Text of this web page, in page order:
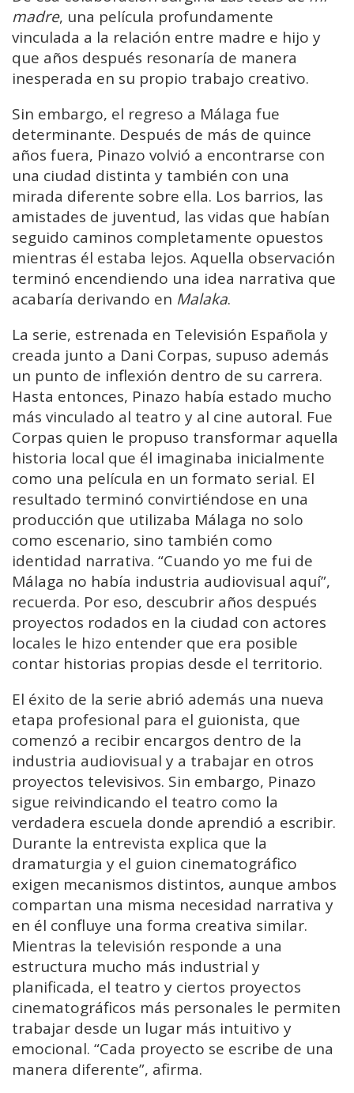
madre, una película profundamente
vinculada a la relación entre madre e hijo y
que años después resonaría de manera
inesperada en su propio trabajo creativo.
Sin embargo, el regreso a Málaga fue
determinante. Después de más de quince
años fuera, Pinazo volvió a encontrarse con
una ciudad distinta y también con una
mirada diferente sobre ella. Los barrios, las
amistades de juventud, las vidas que habían
seguido caminos completamente opuestos
mientras él estaba lejos. Aquella observación
terminó encendiendo una idea narrativa que
acabaría derivando en Malaka.
La serie, estrenada en Televisión Española y
creada junto a Dani Corpas, supuso además
un punto de inflexión dentro de su carrera.
Hasta entonces, Pinazo había estado mucho
más vinculado al teatro y al cine autoral. Fue
Corpas quien le propuso transformar aquella
historia local que él imaginaba inicialmente
como una película en un formato serial. El
resultado terminó convirtiéndose en una
producción que utilizaba Málaga no solo
como escenario, sino también como
identidad narrativa. “Cuando yo me fui de
Málaga no había industria audiovisual aquí”,
recuerda. Por eso, descubrir años después
proyectos rodados en la ciudad con actores
locales le hizo entender que era posible
contar historias propias desde el territorio.
El éxito de la serie abrió además una nueva
etapa profesional para el guionista, que
comenzó a recibir encargos dentro de la
industria audiovisual y a trabajar en otros
proyectos televisivos. Sin embargo, Pinazo
sigue reivindicando el teatro como la
verdadera escuela donde aprendió a escribir.
Durante la entrevista explica que la
dramaturgia y el guion cinematográfico
exigen mecanismos distintos, aunque ambos
compartan una misma necesidad narrativa y
en él confluye una forma creativa similar.
Mientras la televisión responde a una
estructura mucho más industrial y
planificada, el teatro y ciertos proyectos
cinematográficos más personales le permiten
trabajar desde un lugar más intuitivo y
emocional. “Cada proyecto se escribe de una
manera diferente”, afirma.